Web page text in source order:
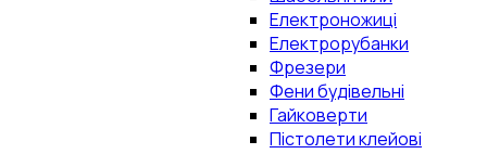
Електроножиці
Електрорубанки
Фрезери
Фени будівельні
Гайковерти
Пістолети клейові